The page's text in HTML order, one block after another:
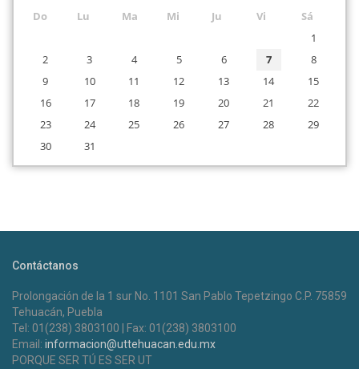
Do Lu Ma Mi Ju Vi
Sá
1
2
3 4 5 6 7
8
9
10 11 12 13 14
15
16
17 18 19 20 21
22
23
24 25 26 27 28
29
30
31
Contáctanos
Prolongación de la 1 sur No. 1101 San Pablo Tepetzingo C.P. 75859
Tehuacán, Puebla
Tel: 01(238) 3803100 | Fax: 01(238) 3803100
Email: informacion@uttehuacan.edu.mx
PORQUE SER TÚ ES SER UT